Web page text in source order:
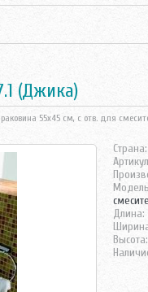
(Джика)
55х45 см, с отв. для
Страна:
Длина:
Высота: